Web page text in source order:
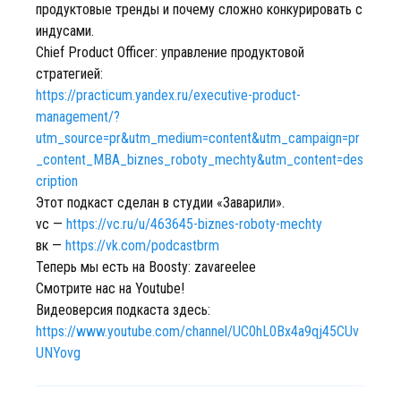
продуктовые тренды и почему сложно конкурировать с
индусами.
Chief Product Officer: управление продуктовой
стратегией:
https://practicum.yandex.ru/executive-product-
management/?
utm_source=pr&utm_medium=content&utm_campaign=pr
_content_MBA_biznes_roboty_mechty&utm_content=des
cription
Этот подкаст сделан в студии «Заварили».
vc — https://vc.ru/u/463645-biznes-roboty-mechty
вк — https://vk.com/podcastbrm
Теперь мы есть на Boosty: zavareelee
Смотрите нас на Youtube!
Видеоверсия подкаста здесь:
https://www.youtube.com/channel/UC0hL0Bx4a9qj45CUv
UNYovg